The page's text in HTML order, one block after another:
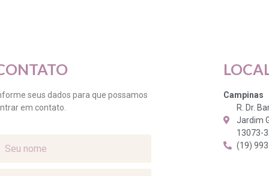
seus dados para que possamos
em contato.
Campinas
R. Dr.
Jardim
13073-
(19)